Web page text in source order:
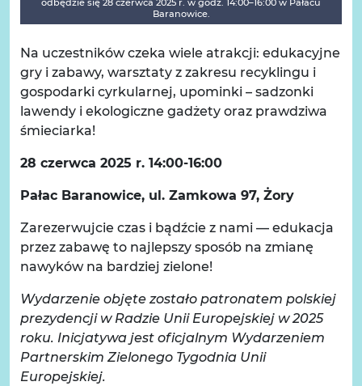
odbędzie się 28 czerwca 2025 r. w godz. 14:00–16:00 w Pałacu
Baranowice.
Na uczestników czeka wiele atrakcji: edukacyjne
gry i zabawy, warsztaty z zakresu recyklingu i
gospodarki cyrkularnej, upominki – sadzonki
lawendy i ekologiczne gadżety oraz prawdziwa
śmieciarka!
28 czerwca 2025 r. 14:00-16:00
Pałac Baranowice, ul. Zamkowa 97, Żory
Zarezerwujcie czas i bądźcie z nami — edukacja
przez zabawę to najlepszy sposób na zmianę
nawyków na bardziej zielone!
Wydarzenie objęte zostało patronatem polskiej
prezydencji w Radzie Unii Europejskiej w 2025
roku. Inicjatywa jest oficjalnym Wydarzeniem
Partnerskim Zielonego Tygodnia Unii
Europejskiej.